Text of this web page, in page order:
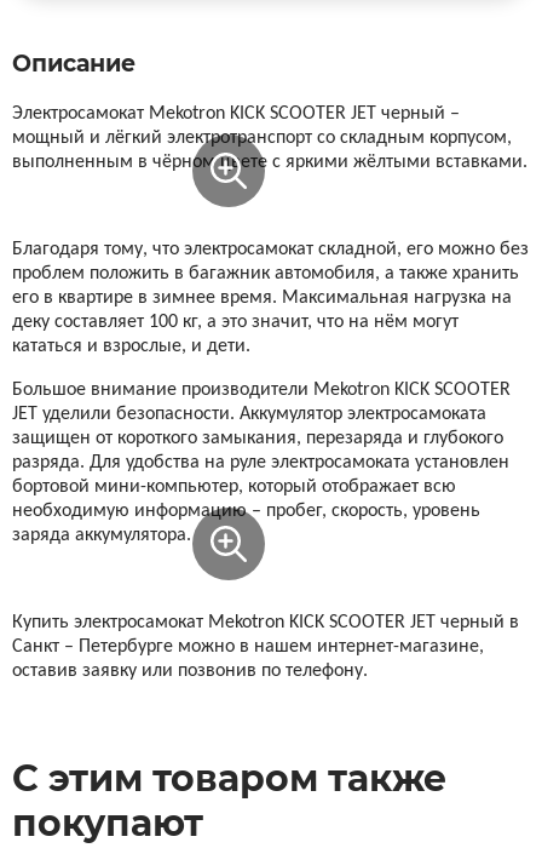
xDevice
Сянчу
Описание
Электросамокат Mekotron KICK SCOOTER JET черный –
мощный и лёгкий электротранспорт со складным корпусом,
выполненным в чёрном цвете с яркими жёлтыми вставками.
Благодаря тому, что электросамокат складной, его можно без
проблем положить в багажник автомобиля, а также хранить
его в квартире в зимнее время. Максимальная нагрузка на
деку составляет 100 кг, а это значит, что на нём могут
кататься и взрослые, и дети.
Большое внимание производители Mekotron KICK SCOOTER
JET уделили безопасности. Аккумулятор электросамоката
защищен от короткого замыкания, перезаряда и глубокого
разряда. Для удобства на руле электросамоката установлен
бортовой мини-компьютер, который отображает всю
необходимую информацию – пробег, скорость, уровень
заряда аккумулятора.
Купить электросамокат Mekotron KICK SCOOTER JET черный в
Санкт – Петербурге можно в нашем интернет-магазине,
оставив заявку или позвонив по телефону.
С этим товаром также
покупают